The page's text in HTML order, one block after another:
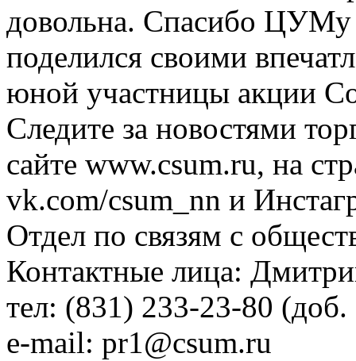
довольна. Спасибо ЦУМу
поделился своими
юной участницы акции
Следите за новостями
сайте www.csum.ru, на
vk.com/csum_nn и
Отдел по связям с
Контактные лица:
тел: (831) 233-23-80
е-mail: pr1@csum.ru